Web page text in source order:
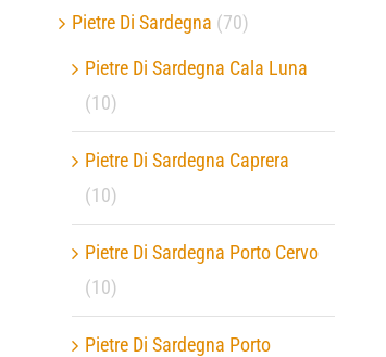
Pietre Di Sardegna (70)
Pietre Di Sardegna Cala Luna
(10)
Pietre Di Sardegna Caprera
(10)
Pietre Di Sardegna Porto Cervo
(10)
Pietre Di Sardegna Porto